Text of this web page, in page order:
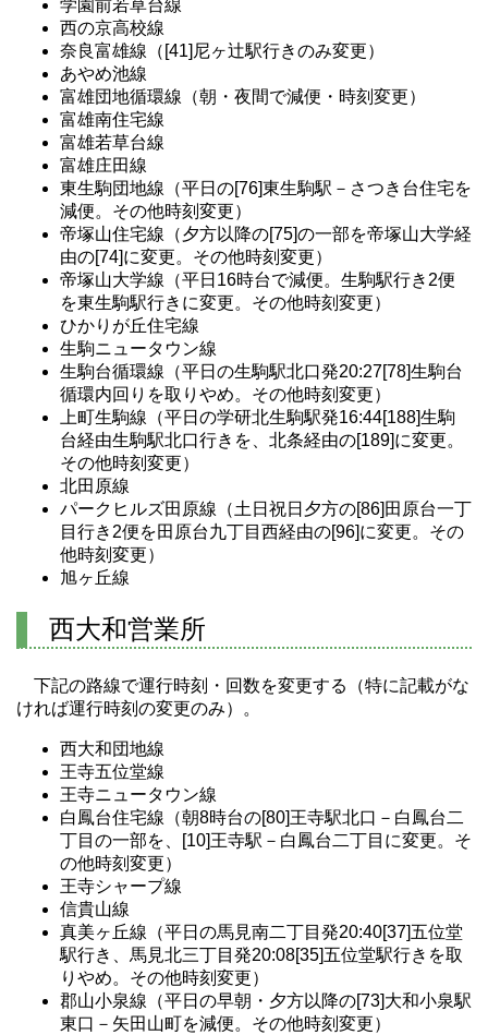
学園前若草台線
西の京高校線
奈良富雄線（[41]尼ヶ辻駅行きのみ変更）
あやめ池線
富雄団地循環線（朝・夜間で減便・時刻変更）
富雄南住宅線
富雄若草台線
富雄庄田線
東生駒団地線（平日の[76]東生駒駅－さつき台住宅を
減便。その他時刻変更）
帝塚山住宅線（夕方以降の[75]の一部を帝塚山大学経
由の[74]に変更。その他時刻変更）
帝塚山大学線（平日16時台で減便。生駒駅行き2便
を東生駒駅行きに変更。その他時刻変更）
ひかりが丘住宅線
生駒ニュータウン線
生駒台循環線（平日の生駒駅北口発20:27[78]生駒台
循環内回りを取りやめ。その他時刻変更）
上町生駒線（平日の学研北生駒駅発16:44[188]生駒
台経由生駒駅北口行きを、北条経由の[189]に変更。
その他時刻変更）
北田原線
パークヒルズ田原線（土日祝日夕方の[86]田原台一丁
目行き2便を田原台九丁目西経由の[96]に変更。その
他時刻変更）
旭ヶ丘線
西大和営業所
下記の路線で運行時刻・回数を変更する（特に記載がな
ければ運行時刻の変更のみ）。
西大和団地線
王寺五位堂線
王寺ニュータウン線
白鳳台住宅線（朝8時台の[80]王寺駅北口－白鳳台二
丁目の一部を、[10]王寺駅－白鳳台二丁目に変更。そ
の他時刻変更）
王寺シャープ線
信貴山線
真美ヶ丘線（平日の馬見南二丁目発20:40[37]五位堂
駅行き、馬見北三丁目発20:08[35]五位堂駅行きを取
りやめ。その他時刻変更）
郡山小泉線（平日の早朝・夕方以降の[73]大和小泉駅
東口－矢田山町を減便。その他時刻変更）